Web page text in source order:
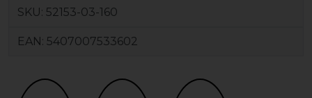
SKU: 52153-03-160
EAN: 5407007533602